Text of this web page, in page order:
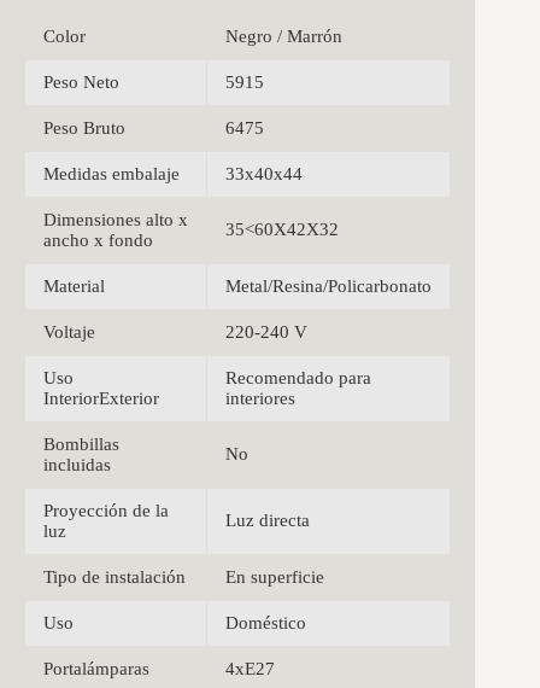
Color Negro / Marrón
Peso Neto 5915
Peso Bruto 6475
Medidas embalaje 33x40x44
Dimensiones alto x
ancho x fondo
35<60X42X32
Material Metal/Resina/Policarbonato
Voltaje 220-240 V
Uso
InteriorExterior
Recomendado para
interiores
Bombillas
incluidas
No
Proyección de la
luz
Luz directa
Tipo de instalación En superficie
Uso Doméstico
Portalámparas 4xE27